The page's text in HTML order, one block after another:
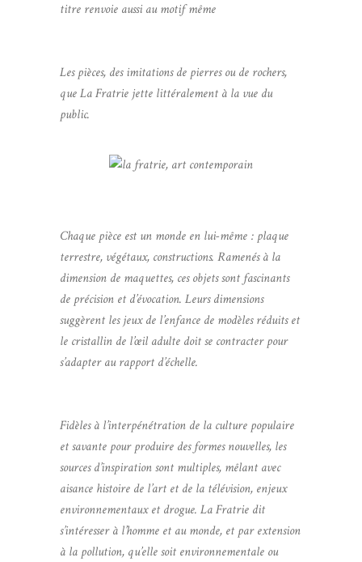
titre renvoie aussi au motif même
Les pièces, des imitations de pierres ou de rochers,
que La Fratrie jette littéralement à la vue du
public.
Chaque pièce est un monde en lui-même : plaque
terrestre, végétaux, constructions. Ramenés à la
dimension de maquettes, ces objets sont fascinants
de précision et d’évocation. Leurs dimensions
suggèrent les jeux de l’enfance de modèles réduits et
le cristallin de l’œil adulte doit se contracter pour
s’adapter au rapport d’échelle.
Fidèles à l’interpénétration de la culture populaire
et savante pour produire des formes nouvelles, les
sources d’inspiration sont multiples, mêlant avec
aisance histoire de l’art et de la télévision, enjeux
environnementaux et drogue. La Fratrie dit
s’intéresser à l’homme et au monde, et par extension
à la pollution, qu’elle soit environnementale ou